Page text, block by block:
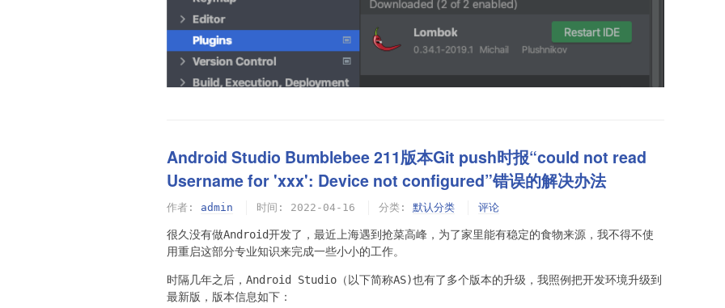
Android Studio Bumblebee 211版本Git push时报“could not read
Username for 'xxx': Device not configured”错误的解决办法
作者: admin 时间: 2022-04-16 分类: 默认分类 评论
很久没有做Android开发了，最近上海遇到抢菜高峰，为了家里能有稳定的食物来源，我不得不使
用重启这部分专业知识来完成一些小小的工作。
时隔几年之后，Android Studio（以下简称AS)也有了多个版本的升级，我照例把开发环境升级到
最新版，版本信息如下：